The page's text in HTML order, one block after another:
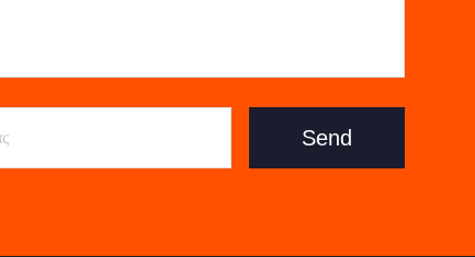
Send